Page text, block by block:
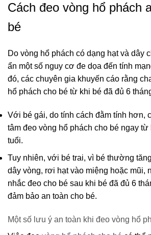
Cách đeo vòng hổ phách
bé
Do vòng hổ phách có dạng hạt và dây
ẩn một số nguy cơ đe dọa đến tính
đó, các chuyên gia khuyến cáo rằng
hổ phách cho bé từ khi bé đã đủ 6
Với bé gái, do tính cách đằm tính hơn,
tâm đeo vòng hổ phách cho bé ngay từ
tuổi.
Tuy nhiên, với bé trai, vì bé thường
dây vòng, rơi hạt vào miệng hoặc mũi,
nhắc đeo cho bé sau khi bé đã đủ 6
đảm bảo an toàn cho bé.
Một số lưu ý an toàn khi đeo vòng hổ